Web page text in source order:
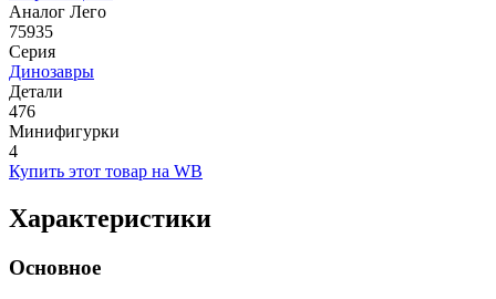
Аналог Лего
75935
Серия
Динозавры
Детали
476
Минифигурки
4
Купить этот товар на WB
Характеристики
Основное